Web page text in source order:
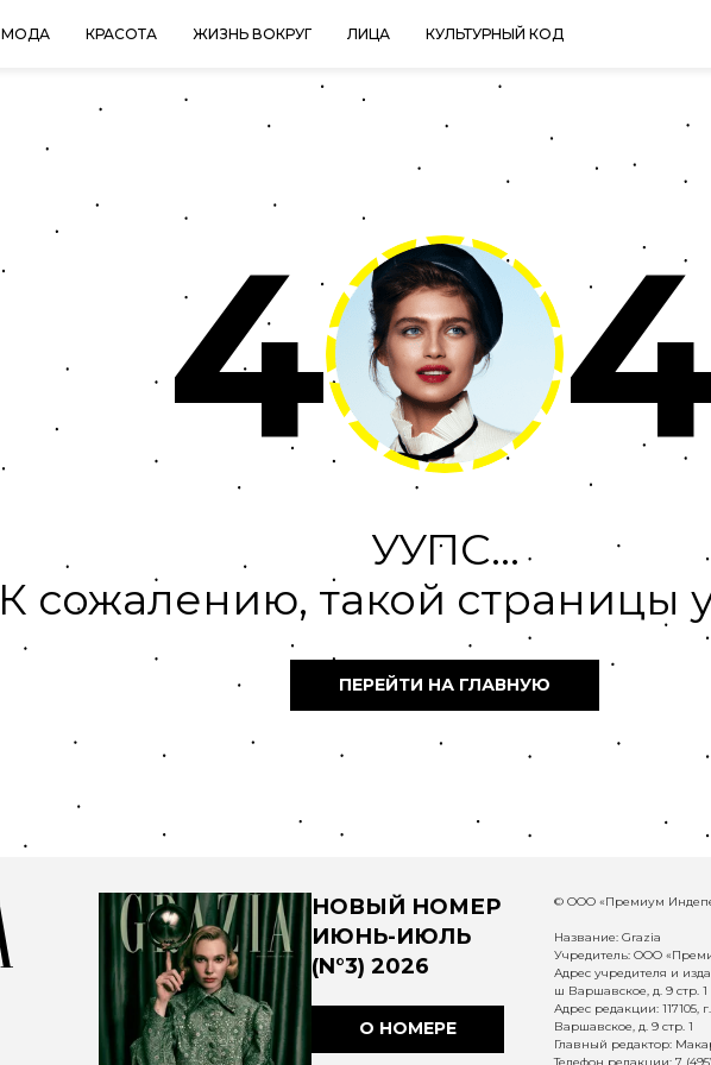
МОДА КРАСОТА ЖИЗНЬ ВОКРУГ ЛИЦА КУЛЬТУРНЫЙ КОД
4
УУПС...
К сожалению, такой страницы
ПЕРЕЙТИ НА ГЛАВНУЮ
НОВЫЙ НОМЕР
ИЮНЬ-ИЮЛЬ
(N°3) 2026
О НОМЕРЕ
© ООО «Премиум
Название: Grazia
Учредитель: ООО
Адрес учредителя и
ш Варшавское, д. 9 стр. 1
Адрес редакции:
Варшавское, д. 9 стр. 1
Главный редактор: